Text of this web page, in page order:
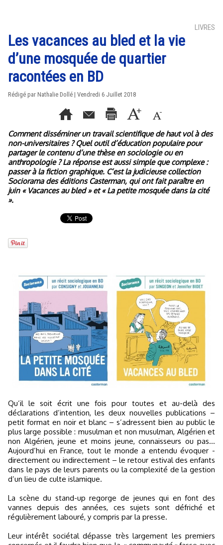
LIVRES
Les vacances au bled et la vie
d’une mosquée de quartier
racontées en BD
Rédigé par Nathalie Dollé | Vendredi 6 Juillet 2018
Comment disséminer un travail scientifique de haut vol à des
non-universitaires ? Quel outil d’éducation populaire pour
partager le contenu d’une thèse en sociologie ou en
anthropologie ? La réponse est aussi simple que complexe :
passer à la fiction graphique. C’est la judicieuse collection
Sociorama des éditions Casterman, qui ont fait paraître en
juin « Vacances au bled » et « La petite mosquée dans la cité
».
Qu’il le soit écrit une fois pour toutes et au-delà des
déclarations d’intention, les deux nouvelles publications –
petit format en noir et blanc – s’adressent bien au public le
plus large possible : musulman et non musulman, Algérien et
non Algérien, jeune et moins jeune, connaisseurs ou pas…
Aujourd’hui en France, tout le monde a entendu évoquer -
directement ou indirectement – le retour estival des enfants
dans le pays de leurs parents ou la complexité de la gestion
d’un lieu de culte islamique.
La scène du stand-up regorge de jeunes qui en font des
vannes depuis des années, ces sujets sont défriché et
régulièrement labouré, y compris par la presse.
Leur intérêt sociétal dépasse très largement les premiers